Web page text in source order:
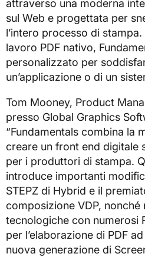
attraverso una moderna
sul Web e progettata per
l’intero processo di
lavoro PDF nativo,
personalizzato per
un’applicazione o di un
Tom Mooney, Product
presso Global Graphics
“Fundamentals combina la
creare un front end digitale
per i produttori di stampa.
introduce importanti
STEPZ di Hybrid e il
composizione VDP,
tecnologiche con numerosi
per l’elaborazione di PDF
nuova generazione di